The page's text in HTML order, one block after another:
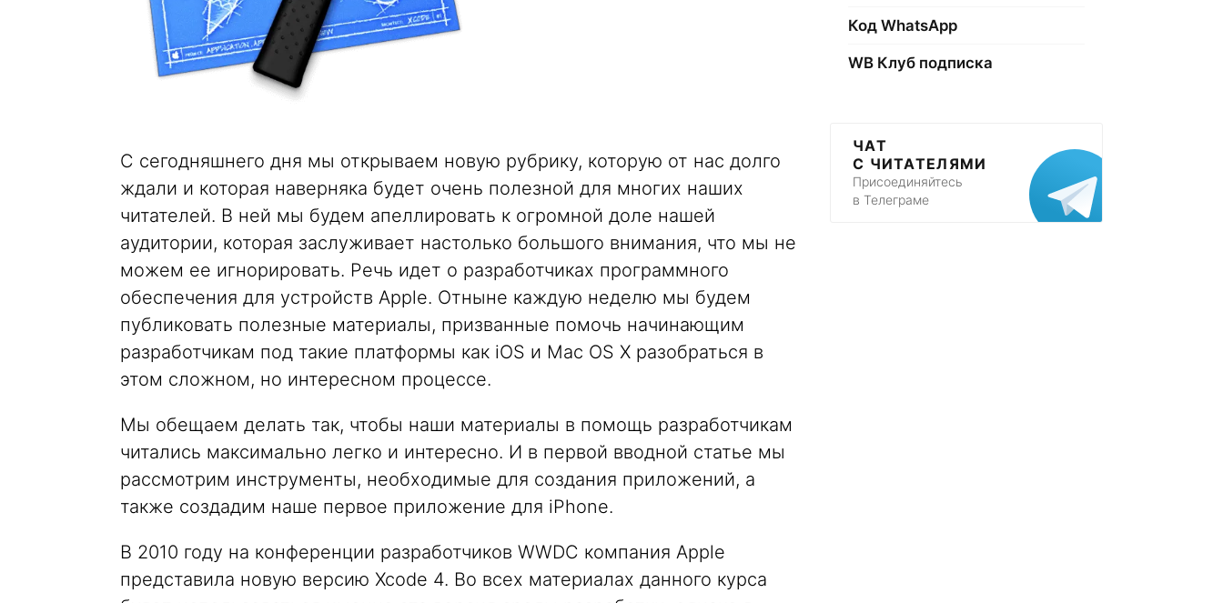
С сегодняшнего дня мы открываем новую рубрику, которую от нас долго
ждали и которая наверняка будет очень полезной для многих наших
читателей. В ней мы будем апеллировать к огромной доле нашей
аудитории, которая заслуживает настолько большого внимания, что мы не
можем ее игнорировать. Речь идет о разработчиках программного
обеспечения для устройств Apple. Отныне каждую неделю мы будем
публиковать полезные материалы, призванные помочь начинающим
разработчикам под такие платформы как iOS и Mac OS X разобраться в
этом сложном, но интересном процессе.
Мы обещаем делать так, чтобы наши материалы в помощь разработчикам
читались максимально легко и интересно. И в первой вводной статье мы
рассмотрим инструменты, необходимые для создания приложений, а
также создадим наше первое приложение для iPhone.
В 2010 году на конференции разработчиков WWDC компания Apple
представила новую версию Xcode 4. Во всех материалах данного курса
Код WhatsApp
WB Клуб подписка
ЧАТ
С ЧИТАТЕЛЯМИ
Присоединяйтесь
в Телеграме